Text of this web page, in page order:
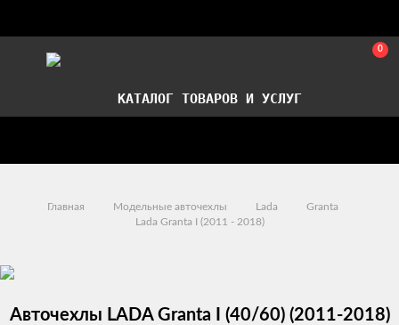
0
КАТАЛОГ ТОВАРОВ И УСЛУГ
Главная Модельные авточехлы Lada
Granta
Lada Granta I (2011 - 2018)
Авточехлы LADA Granta I (40/60) (2011-2018)